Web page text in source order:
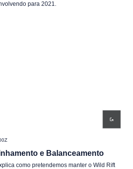
para 2021.
e Balanceamento
como pretendemos manter o Wild Rift